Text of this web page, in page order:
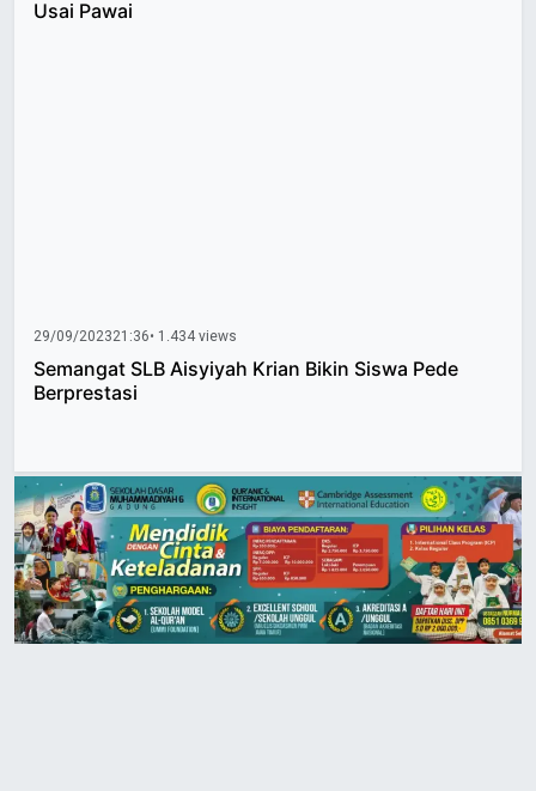
Usai Pawai
29/09/202321:36• 1.434 views
Semangat SLB Aisyiyah Krian Bikin Siswa Pede
Berprestasi